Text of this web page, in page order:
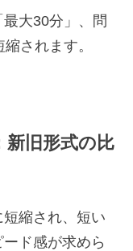
大30分」、問
されます。
新旧形式の比
縮され、短い
ド感が求めら